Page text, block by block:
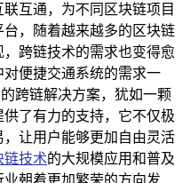
互通，为不同区块链项目
，随着越来越多的区块链
跨链技术的需求也变得愈
便捷交通系统的需求一
跨链解决方案，犹如一颗
了有力的支持，它不仅极
让用户能够更加自由灵活
链技术的大规模应用和普及
朝着更加繁荣的方向发